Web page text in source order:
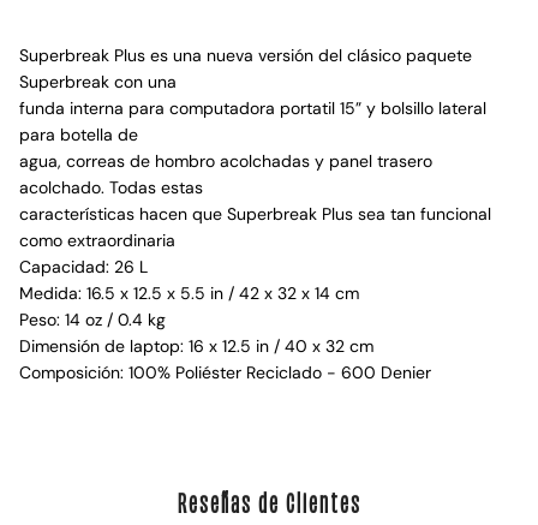
Superbreak Plus es una nueva versión del clásico paquete
Superbreak con una
funda interna para computadora portatil 15” y bolsillo lateral
para botella de
agua, correas de hombro acolchadas y panel trasero
acolchado. Todas estas
características hacen que Superbreak Plus sea tan funcional
como extraordinaria
Capacidad: 26 L
Medida: 16.5 x 12.5 x 5.5 in / 42 x 32 x 14 cm
Peso: 14 oz / 0.4 kg
Dimensión de laptop: 16 x 12.5 in / 40 x 32 cm
Composición: 100% Poliéster Reciclado - 600 Denier
Reseñas de Clientes